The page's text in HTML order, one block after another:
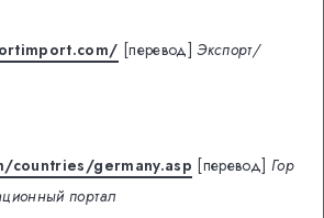
[перевод] Экспорт/
countries/germany.asp [перевод] Гор
портал